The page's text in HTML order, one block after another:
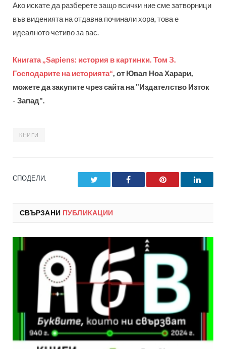
Ако искате да разберете защо всички ние сме затворници
във виденията на отдавна починали хора, това е
идеалното четиво за вас.
Книгата „Sapiens: история в картинки. Том 3.
Господарите на историята“, от Ювал Ноа Харари,
можете да закупите чрез сайта на "Издателство Изток
- Запад".
КНИГИ
СПОДЕЛИ. Facebook Pinterest
СВЪРЗАНИ ПУБЛИКАЦИИ